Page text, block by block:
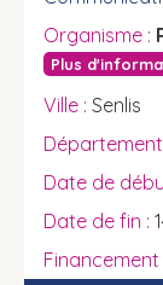
Plus
Senlis